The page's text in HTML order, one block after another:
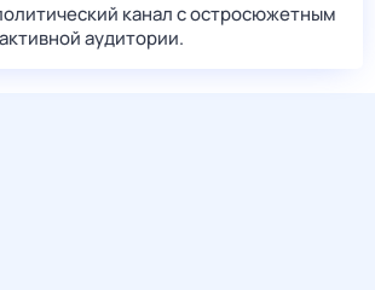
канал с остросюжетным
аудитории.